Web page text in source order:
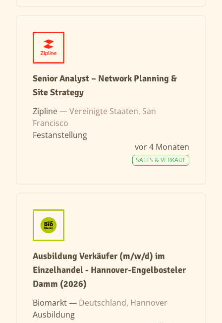
Senior Analyst – Network Planning &
Site Strategy
Zipline —Vereinigte Staaten, San
Francisco
Festanstellung
vor 4 Monaten
SALES & VERKAUF
Ausbildung Verkäufer (m/w/d) im
Einzelhandel - Hannover-Engelbosteler
Damm (2026)
Biomarkt — Deutschland, Hannover
Ausbildung